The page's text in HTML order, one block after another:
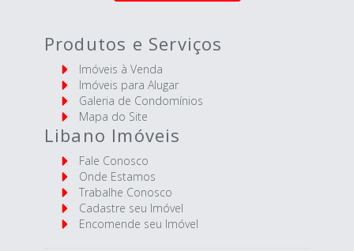
Produtos e Serviços
Imóveis à Venda
Imóveis para Alugar
Galeria de Condomínios
Mapa do Site
Libano Imóveis
Fale Conosco
Onde Estamos
Trabalhe Conosco
Cadastre seu Imóvel
Encomende seu Imóvel